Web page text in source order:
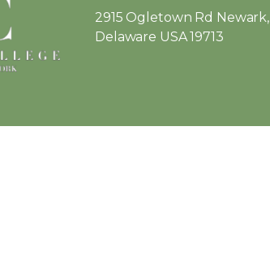
2915 Ogletown Rd Newark,
Delaware USA 19713